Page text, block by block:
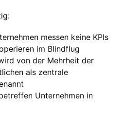
messen keine KPIs
im Blindflug
von der Mehrheit der
als zentrale
Unternehmen in